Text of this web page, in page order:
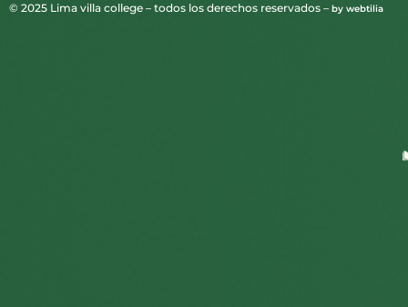
© 2025 Lima villa college – todos los derechos reservados – by webtilia